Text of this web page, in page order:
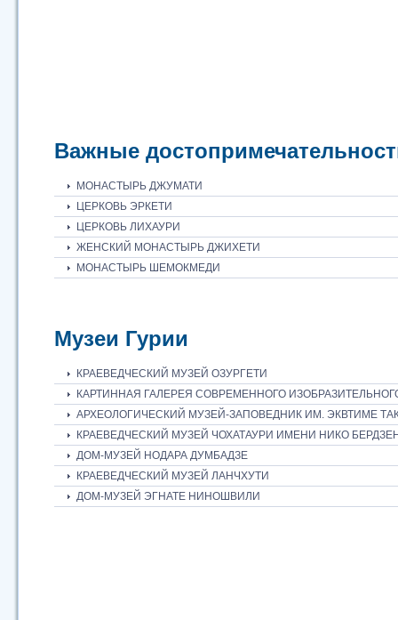
Важные
МОНАСТЫРЬ ДЖУМАТИ
ЦЕРКОВЬ ЭРКЕТИ
ЦЕРКОВЬ ЛИХАУРИ
ЖЕНСКИЙ МОНАСТЫРЬ ДЖИХЕТИ
МОНАСТЫРЬ ШЕМОКМЕДИ
Музеи Гурии
КРАЕВЕДЧЕСКИЙ МУЗЕЙ ОЗУРГЕТИ
КАРТИННАЯ ГАЛЕРЕЯ СОВРЕМЕННОГО
АРХЕОЛОГИЧЕСКИЙ МУЗЕЙ-ЗАПОВЕДНИК ИМ. ЭКВТИМЕ
КРАЕВЕДЧЕСКИЙ МУЗЕЙ ЧОХАТАУРИ ИМЕНИ НИКО
ДОМ-МУЗЕЙ НОДАРА ДУМБАДЗЕ
КРАЕВЕДЧЕСКИЙ МУЗЕЙ ЛАНЧХУТИ
ДОМ-МУЗЕЙ ЭГНАТЕ НИНОШВИЛИ